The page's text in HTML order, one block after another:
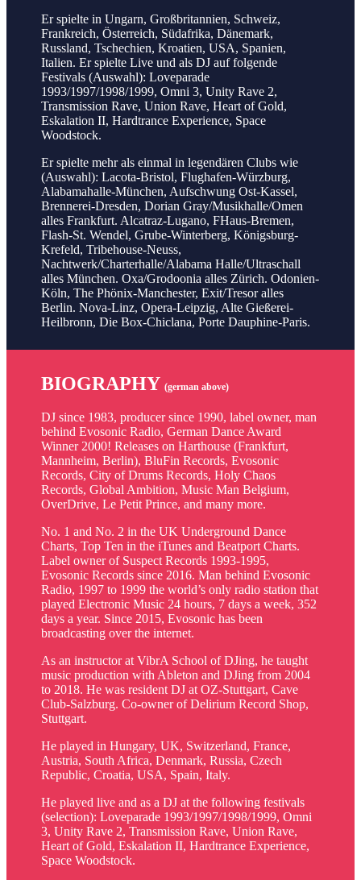
Er spielte in Ungarn, Großbritannien, Schweiz,
Frankreich, Österreich, Südafrika, Dänemark,
Russland, Tschechien, Kroatien, USA, Spanien,
Italien. Er spielte Live und als DJ auf folgende
Festivals (Auswahl): Loveparade
1993/1997/1998/1999, Omni 3, Unity Rave 2,
Transmission Rave, Union Rave, Heart of Gold,
Eskalation II, Hardtrance Experience, Space
Woodstock.
Er spielte mehr als einmal in legendären Clubs wie
(Auswahl): Lacota-Bristol, Flughafen-Würzburg,
Alabamahalle-München, Aufschwung Ost-Kassel,
Brennerei-Dresden, Dorian Gray/Musikhalle/Omen
alles Frankfurt. Alcatraz-Lugano, FHaus-Bremen,
Flash-St. Wendel, Grube-Winterberg, Königsburg-
Krefeld, Tribehouse-Neuss,
Nachtwerk/Charterhalle/Alabama Halle/Ultraschall
alles München. Oxa/Grodoonia alles Zürich. Odonien-
Köln, The Phönix-Manchester, Exit/Tresor alles
Berlin. Nova-Linz, Opera-Leipzig, Alte Gießerei-
Heilbronn, Die Box-Chiclana, Porte Dauphine-Paris.
BIOGRAPHY(german above)
DJ since 1983, producer since 1990, label owner, man
behind Evosonic Radio, German Dance Award
Winner 2000! Releases on Harthouse (Frankfurt,
Mannheim, Berlin), BluFin Records, Evosonic
Records, City of Drums Records, Holy Chaos
Records, Global Ambition, Music Man Belgium,
OverDrive, Le Petit Prince, and many more.
No. 1 and No. 2 in the UK Underground Dance
Charts, Top Ten in the iTunes and Beatport Charts.
Label owner of Suspect Records 1993-1995,
Evosonic Records since 2016. Man behind Evosonic
Radio, 1997 to 1999 the world’s only radio station that
played Electronic Music 24 hours, 7 days a week, 352
days a year. Since 2015, Evosonic has been
broadcasting over the internet.
As an instructor at VibrA School of DJing, he taught
music production with Ableton and DJing from 2004
to 2018. He was resident DJ at OZ-Stuttgart, Cave
Club-Salzburg. Co-owner of Delirium Record Shop,
Stuttgart.
He played in Hungary, UK, Switzerland, France,
Austria, South Africa, Denmark, Russia, Czech
Republic, Croatia, USA, Spain, Italy.
He played live and as a DJ at the following festivals
(selection): Loveparade 1993/1997/1998/1999, Omni
3, Unity Rave 2, Transmission Rave, Union Rave,
Heart of Gold, Eskalation II, Hardtrance Experience,
Space Woodstock.